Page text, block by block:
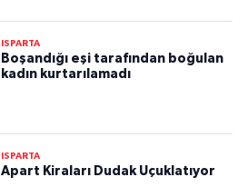
ISPARTA
Boşandığı eşi tarafından boğulan
kadın kurtarılamadı
ISPARTA
Apart Kiraları Dudak Uçuklatıyor